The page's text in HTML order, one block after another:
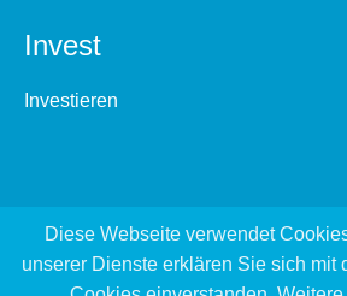
Invest
Investieren
Diese Webseite verwendet
unserer Dienste erklären Sie sich mit